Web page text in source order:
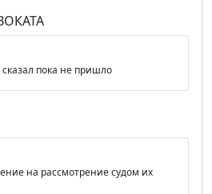
пока не пришло
на рассмотрение судом их